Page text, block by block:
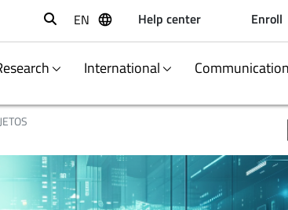
Buscar
EN Help center Enroll
International Communication